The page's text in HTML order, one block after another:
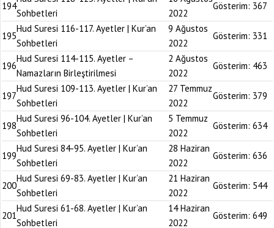
194
Sohbetleri
2022
Gösterim: 367
195
Hud Suresi 116-117. Ayetler | Kur’an
Sohbetleri
9 Ağustos
2022
Gösterim: 331
196
Hud Suresi 114-115. Ayetler –
Namazların Birleştirilmesi
2 Ağustos
2022
Gösterim: 463
197
Hud Suresi 109-113. Ayetler | Kur’an
Sohbetleri
27 Temmuz
2022
Gösterim: 379
198
Hud Suresi 96-104. Ayetler | Kur’an
Sohbetleri
5 Temmuz
2022
Gösterim: 634
199
Hud Suresi 84-95. Ayetler | Kur’an
Sohbetleri
28 Haziran
2022
Gösterim: 636
200
Hud Suresi 69-83. Ayetler | Kur’an
Sohbetleri
21 Haziran
2022
Gösterim: 544
201
Hud Suresi 61-68. Ayetler | Kur’an
Sohbetleri
14 Haziran
2022
Gösterim: 649